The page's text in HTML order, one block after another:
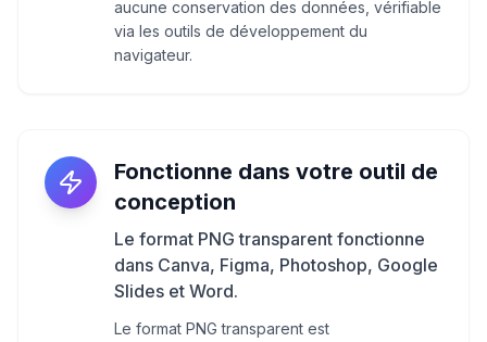
aucune conservation des données, vérifiable
via les outils de développement du
navigateur.
Fonctionne dans votre outil de
conception
Le format PNG transparent fonctionne
dans Canva, Figma, Photoshop, Google
Slides et Word.
Le format PNG transparent est